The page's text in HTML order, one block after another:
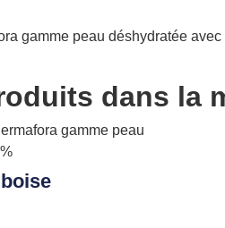
dans la